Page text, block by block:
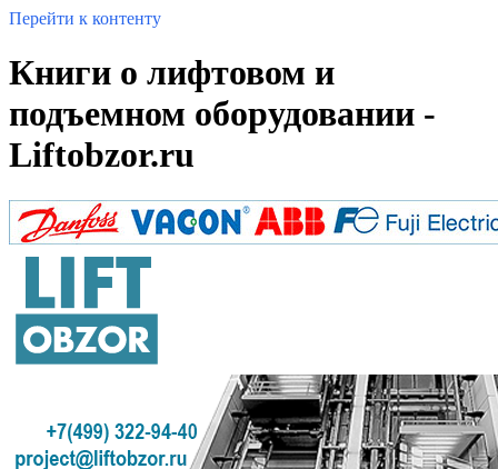
Перейти к контенту
Книги о лифтовом и
подъемном оборудовании -
Liftobzor.ru